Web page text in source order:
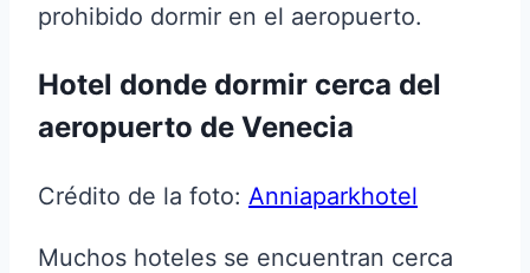
prohibido dormir en el aeropuerto.
Hotel donde dormir cerca del
aeropuerto de Venecia
Crédito de la foto: Anniaparkhotel
Muchos hoteles se encuentran cerca